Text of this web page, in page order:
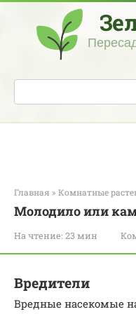
Перейти
контенту
Поиск:
Главная » Комнатные
Молодило или
На чтение: 23 мин
Вредители
Вредные насекомые